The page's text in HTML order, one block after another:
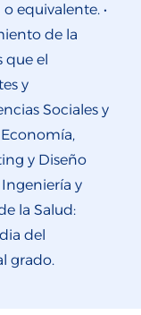
equivalente. •
de la
que el
y
Sociales y
y Diseño
y
la Salud:
del
grado.